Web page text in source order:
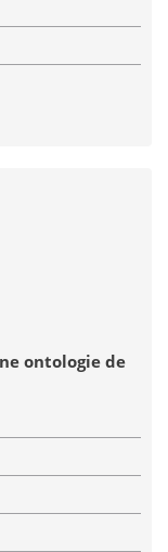
ontologie de